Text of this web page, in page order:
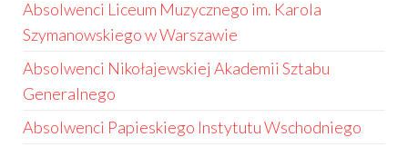
Absolwenci Liceum Muzycznego im. Karola
Szymanowskiego w Warszawie
Absolwenci Nikołajewskiej Akademii Sztabu
Generalnego
Absolwenci Papieskiego Instytutu Wschodniego